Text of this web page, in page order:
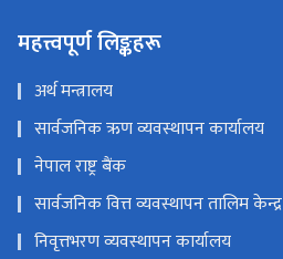
महत्त्वपूर्ण लिङ्कहरू
अर्थ मन्त्रालय
सार्वजनिक ऋण व्यवस्थापन कार्यालय
नेपाल राष्ट्र बैंक
सार्वजनिक वित्त व्यवस्थापन तालिम केन्द्र
निवृत्तभरण व्यवस्थापन कार्यालय